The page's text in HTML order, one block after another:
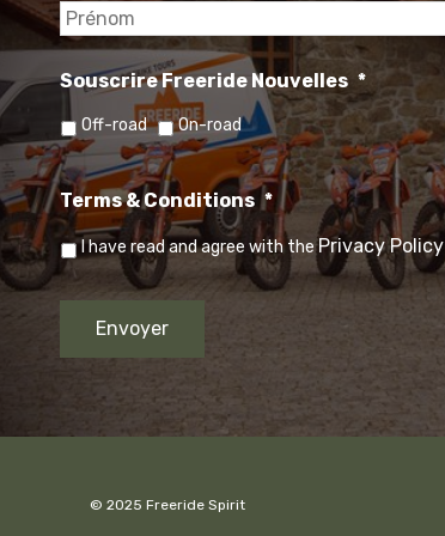
Souscrire Freeride Nouvelles *
Off-road On-road
Terms & Conditions *
I have read and agree with thePrivacy Policy
© 2025 Freeride Spirit